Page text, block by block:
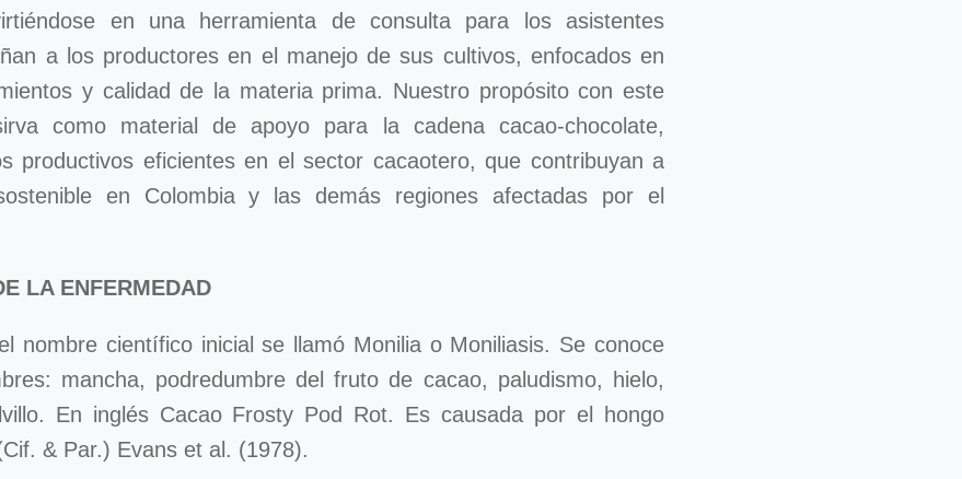
en una herramienta de consulta para los asistentes
a los productores en el manejo de sus cultivos, enfocados en
y calidad de la materia prima. Nuestro propósito con este
como material de apoyo para la cadena cacao-chocolate,
productivos eficientes en el sector cacaotero, que contribuyan a
en Colombia y las demás regiones afectadas por el
LA ENFERMEDAD
nombre científico inicial se llamó Monilia o Moniliasis. Se conoce
mancha, podredumbre del fruto de cacao, paludismo, hielo,
En inglés Cacao Frosty Pod Rot. Es causada por el hongo
& Par.) Evans et al. (1978).